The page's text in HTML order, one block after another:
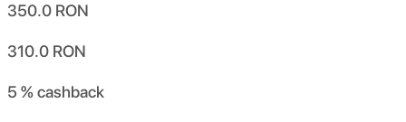
350.0 RON
310.0 RON
5 %cashback